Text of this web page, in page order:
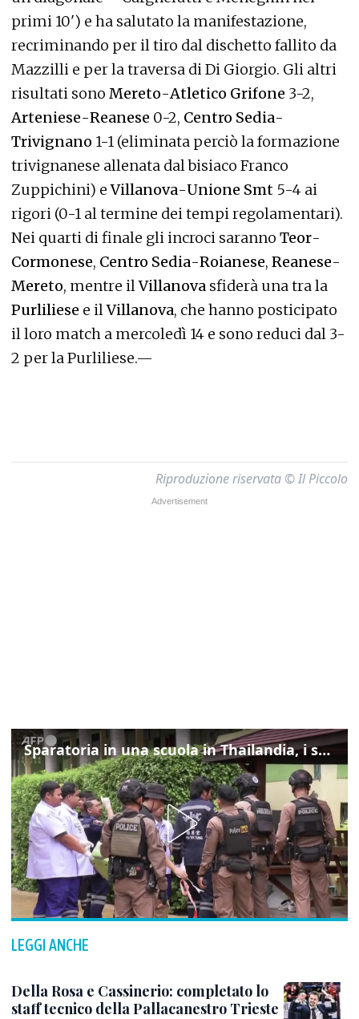
primi 10') e ha salutato la manifestazione,
recriminando per il tiro dal dischetto fallito da
Mazzilli e per la traversa di Di Giorgio. Gli altri
risultati sono Mereto-Atletico Grifone 3-2,
Arteniese-Reanese 0-2, Centro Sedia-
Trivignano 1-1 (eliminata perciò la formazione
trivignanese allenata dal bisiaco Franco
Zuppichini) eVillanova-Unione Smt 5-4 ai
rigori (0-1 al termine dei tempi regolamentari).
Nei quarti di finale gli incroci saranno Teor-
Cormonese, Centro Sedia-Roianese, Reanese-
Mereto, mentre ilVillanova sfiderà una tra la
Purliliese e ilVillanova, che hanno posticipato
il loro match a mercoledì 14 e sono reduci dal 3-
2 per la Purliliese.—
Riproduzione riservata © Il Piccolo
Sparatoria in una scuola in Thailandia, i soccorsi sul posto
LEGGI ANCHE
Della Rosa e Cassinerio: completato lo
staff tecnico della Pallacanestro Trieste